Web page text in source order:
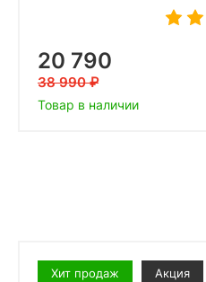
20 790
38 990
Товар в наличии
Хит продаж Акция